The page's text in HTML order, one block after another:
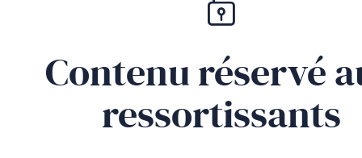
Contenu réservé
ressortissants